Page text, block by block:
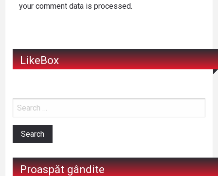
your comment data is processed.
LikeBox
Proaspăt gândite